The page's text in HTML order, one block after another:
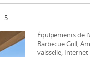
5
Équipements de
Barbecue Grill,
vaisselle, Internet